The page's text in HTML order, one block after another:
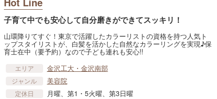
子育て中でも安心して自分磨きができてスッキリ！
山環降りてすぐ！東京で活躍したカラーリストの資格を持つ人気ト
ップスタイリストが、白髪を活かした自然なカラーリングを実現♪保
育士在中（要予約）なので子ども連れも安心!!
エリア 金沢工大・金沢南部
ジャンル 美容院
定休日 月曜、第1・5火曜、第3日曜